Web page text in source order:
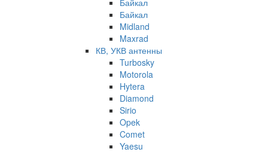
Байкал
Midland
Maxrad
КВ, УКВ антенны
Turbosky
Motorola
Hytera
Diamond
Sirio
Opek
Comet
Yaesu